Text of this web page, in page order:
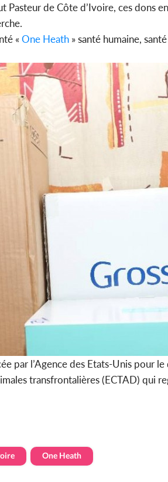
Pasteur de Côte d’Ivoire, ces dons
« One Heath » santé humaine,
par l’Agence des Etats-Unis pour
transfrontalières (ECTAD) qui
One Heath